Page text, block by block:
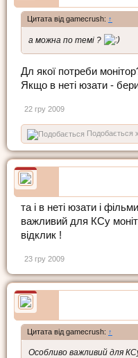
Цитата від gamecrush: ↑
а можна по темі ?
Дл якої потреби
Якщо в неті юзати -
22 гру 2009
Подобається x
та і в неті юзати і
важливий для КСу
відклик !
23 гру 2009
Цитата від gamecrush: ↑
Особливо важливий для